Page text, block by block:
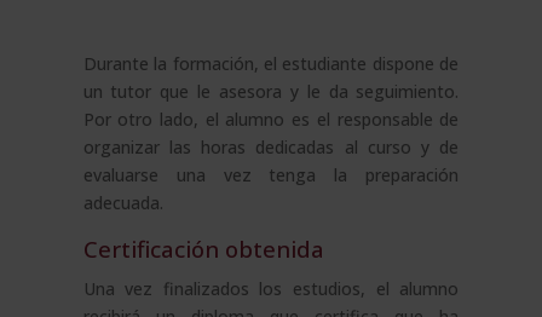
Durante la formación, el estudiante dispone de
un tutor que le asesora y le da seguimiento.
Por otro lado, el alumno es el responsable de
organizar las horas dedicadas al curso y de
evaluarse una vez tenga la preparación
adecuada.
Certificación obtenida
Una vez finalizados los estudios, el alumno